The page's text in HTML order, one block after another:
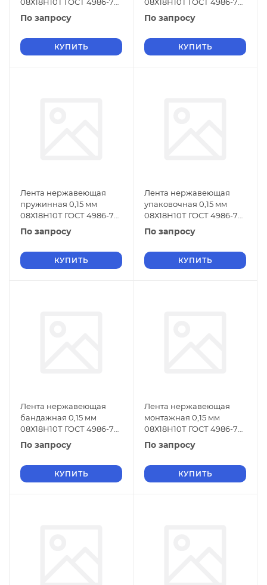
г/к
По запросу
КУПИТЬ
г/к
По запросу
КУПИТЬ
Лента нержавеющая
пружинная 0,15 мм
08Х18Н10Т ГОСТ 4986-79
х/к
По запросу
КУПИТЬ
Лента нержавеющая
упаковочная 0,15 мм
08Х18Н10Т ГОСТ 4986-79
г/к
По запросу
КУПИТЬ
Лента нержавеющая
бандажная 0,15 мм
08Х18Н10Т ГОСТ 4986-79
х/к
По запросу
КУПИТЬ
Лента нержавеющая
монтажная 0,15 мм
08Х18Н10Т ГОСТ 4986-79
г/к
По запросу
КУПИТЬ